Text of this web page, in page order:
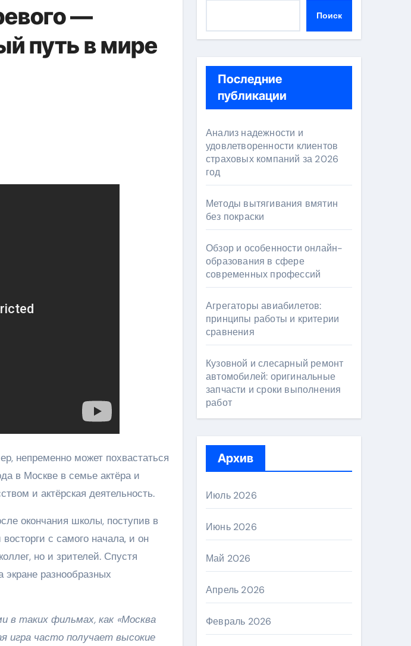
—
путь в мире
непременно может похвастаться
в Москве в семье актёра и
и актёрская деятельность.
окончания школы, поступив в
с самого начала, и он
но и зрителей. Спустя
экране разнообразных
в таких фильмах, как «Москва
игра часто получает высокие
Поиск
Последние
публикации
Анализ надежности и
удовлетворенности клиентов
страховых компаний за 2026
год
Методы вытягивания вмятин
без покраски
Обзор и особенности онлайн-
образования в сфере
современных профессий
Агрегаторы авиабилетов:
принципы работы и критерии
сравнения
Кузовной и слесарный ремонт
автомобилей: оригинальные
запчасти и сроки выполнения
работ
Архив
Июль 2026
Июнь 2026
Май 2026
Апрель 2026
Февраль 2026